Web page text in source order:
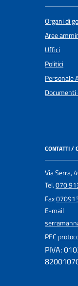
Organi di
Aree
Uffici
Politici
Personale
Documenti
CONTATTI /
Via Serra,
Tel.070
Fax
E-mail
PEC
PIVA: